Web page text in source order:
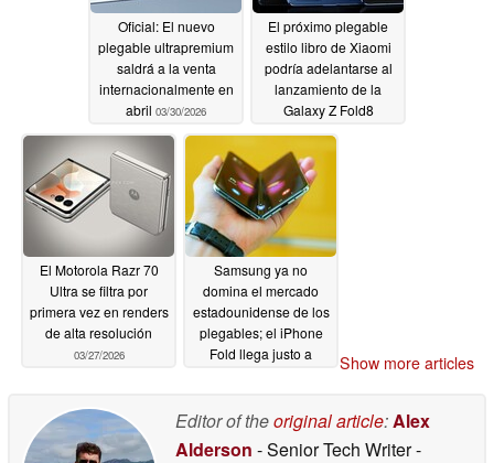
Oficial: El nuevo
plegable ultrapremium
saldrá a la venta
internacionalmente en
abril 03/30/2026
El próximo plegable
estilo libro de Xiaomi
podría adelantarse al
lanzamiento de la
Galaxy Z Fold8
03/29/2026
El Motorola Razr 70
Ultra se filtra por
primera vez en renders
de alta resolución
03/27/2026
Samsung ya no
domina el mercado
estadounidense de los
plegables; el iPhone
Fold llega justo a
Show more articles
Editor of theoriginal article:Alex
Alderson - Senior Tech Writer-